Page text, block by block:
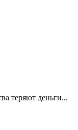
теряют деньги...